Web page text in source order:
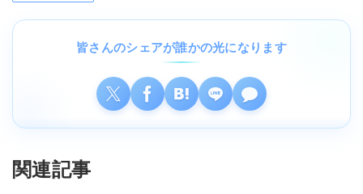
皆さんのシェアが誰かの光になります
関連記事